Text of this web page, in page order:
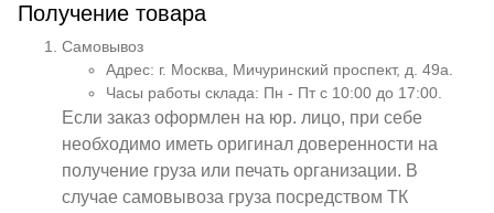
Получение товара
Самовывоз
Адрес: г. Москва, Мичуринский проспект, д. 49а.
Часы работы склада: Пн - Пт с 10:00 до 17:00.
Если заказ оформлен на юр. лицо, при себе
необходимо иметь оригинал доверенности на
получение груза или печать организации. В
случае самовывоза груза посредством ТК